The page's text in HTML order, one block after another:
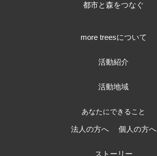
都市と森をつなぐ
more treesについて
活動紹介
活動地域
あなたにできること
法人の方へ 個人の方へ
ストーリー